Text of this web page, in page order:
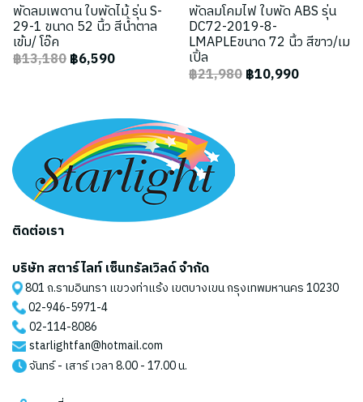
พัดลมเพดาน ใบพัดไม้ รุ่น S-
29-1 ขนาด 52 นิ้ว สีน้ำตาล
เข้ม/ โอ๊ค
฿13,180฿6,590
พัดลมโคมไฟ ใบพัด ABS รุ่น
DC72-2019-8-
LMAPLEขนาด 72 นิ้ว สีขาว/เม
เปิ้ล
฿21,980฿10,990
ติดต่อเรา
บริษัท สตาร์ไลท์ เซ็นทรัลเวิลด์ จำกัด
801 ถ.รามอินทรา แขวงท่าแร้ง เขตบางเขน กรุงเทพมหานคร 10230
02-946-5971-4
02-114-8086
starlightfan@hotmail.com
จันทร์ - เสาร์ เวลา 8.00 - 17.00 น.